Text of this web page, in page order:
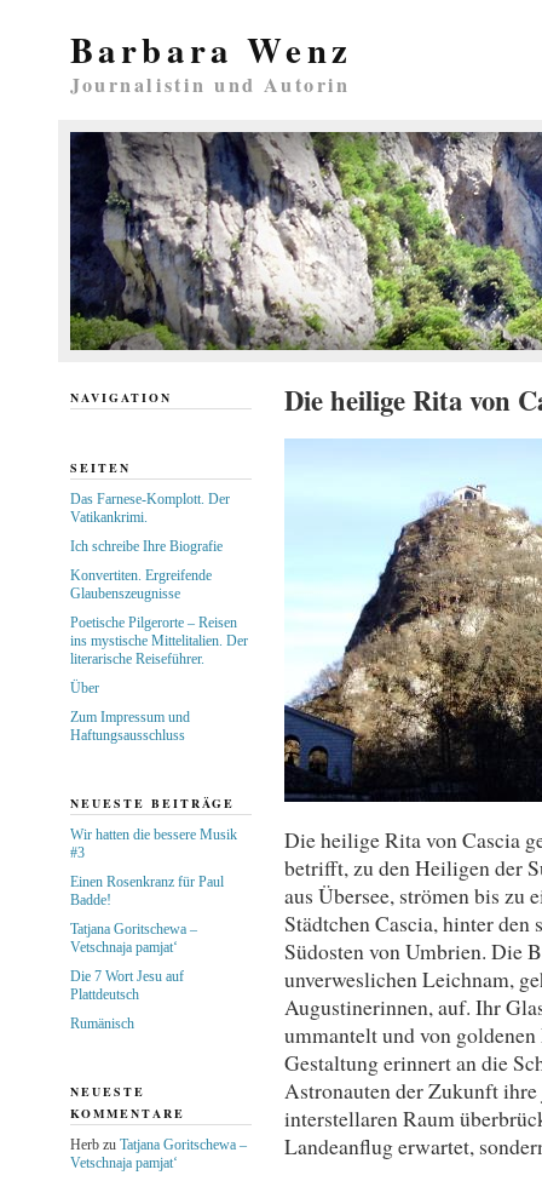
Barbara Wenz
Journalistin und Autorin
Die heilige Rita von
Die heilige Rita von Cascia
betrifft, zu den Heiligen der
aus Übersee, strömen bis
Städtchen Cascia, hinter
Südosten von Umbrien. Die
unverweslichen Leichnam,
Augustinerinnen, auf. Ihr
ummantelt und von
Gestaltung erinnert an die
Astronauten der Zukunft
interstellaren Raum
Landeanflug erwartet,
NAVIGATION
SEITEN
Das Farnese-Komplott. Der
Vatikankrimi.
Ich schreibe Ihre Biografie
Konvertiten. Ergreifende
Glaubenszeugnisse
Poetische Pilgerorte – Reisen
ins mystische Mittelitalien. Der
literarische Reiseführer.
Über
Zum Impressum und
Haftungsausschluss
NEUESTE BEITRÄGE
Wir hatten die bessere Musik
#3
Einen Rosenkranz für Paul
Badde!
Tatjana Goritschewa –
Vetschnaja pamjat‘
Die 7 Wort Jesu auf
Plattdeutsch
Rumänisch
NEUESTE
KOMMENTARE
Herbzu Tatjana Goritschewa –
Vetschnaja pamjat‘